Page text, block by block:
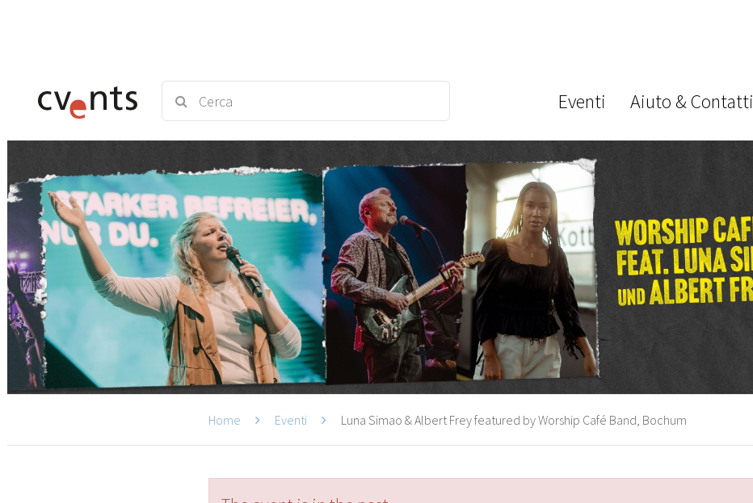
Eventi Aiuto & Contatti
Home Eventi Luna Simao & Albert Frey featured by Worship Café Band, Bochum